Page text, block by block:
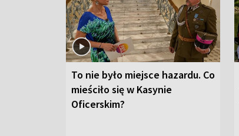
To nie było miejsce hazardu. Co
mieściło się w Kasynie
Oficerskim?